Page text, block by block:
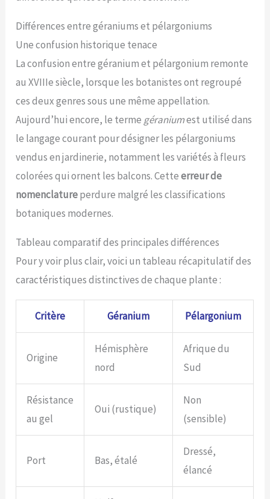
Différences entre géraniums et pélargoniums
Une confusion historique tenace
La confusion entre géranium et pélargonium remonte
au XVIIIe siècle, lorsque les botanistes ont regroupé
ces deux genres sous une même appellation.
Aujourd’hui encore, le terme géraniumest utilisé dans
le langage courant pour désigner les pélargoniums
vendus en jardinerie, notamment les variétés à fleurs
colorées qui ornent les balcons. Cetteerreur de
nomenclatureperdure malgré les classifications
botaniques modernes.
Tableau comparatif des principales différences
Pour y voir plus clair, voici un tableau récapitulatif des
caractéristiques distinctives de chaque plante :
Critère Géranium Pélargonium
Origine
Hémisphère
nord
Afrique du
Sud
Résistance
au gel
Oui (rustique)
Non
(sensible)
Port Bas, étalé
Dressé,
élancé